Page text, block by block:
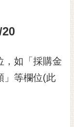
，如「採購金
」等欄位(此